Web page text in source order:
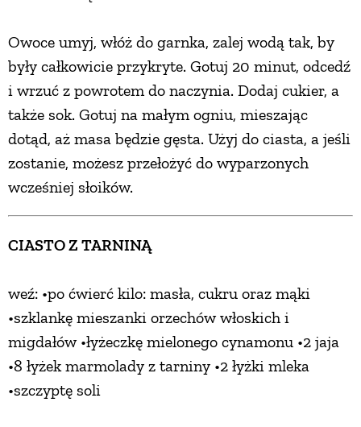
Owoce umyj, włóż do garnka, zalej wodą tak, by
były całkowicie przykryte. Gotuj 20 minut, odcedź
i wrzuć z powrotem do naczynia. Dodaj cukier, a
także sok. Gotuj na małym ogniu, mieszając
dotąd, aż masa będzie gęsta. Użyj do ciasta, a jeśli
zostanie, możesz przełożyć do wyparzonych
wcześniej słoików.
CIASTO Z TARNINĄ
weź: •po ćwierć kilo: masła, cukru oraz mąki
•szklankę mieszanki orzechów włoskich i
migdałów •łyżeczkę mielonego cynamonu •2 jaja
•8 łyżek marmolady z tarniny •2 łyżki mleka
•szczyptę soli